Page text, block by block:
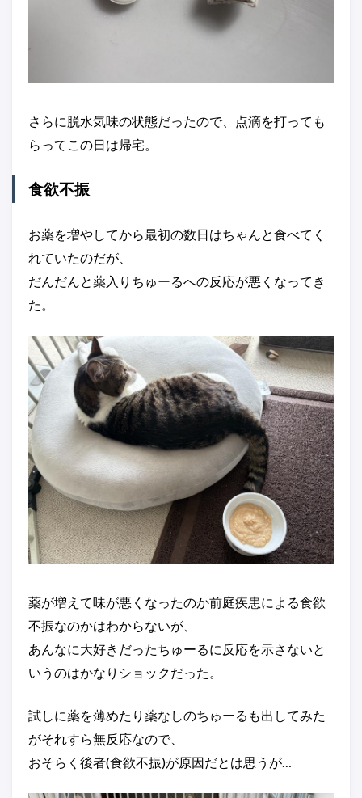
さらに脱水気味の状態だったので、点滴を打っても
らってこの日は帰宅。
食欲不振
お薬を増やしてから最初の数日はちゃんと食べてく
れていたのだが、
だんだんと薬入りちゅーるへの反応が悪くなってき
た。
薬が増えて味が悪くなったのか前庭疾患による食欲
不振なのかはわからないが、
あんなに大好きだったちゅーるに反応を示さないと
いうのはかなりショックだった。
試しに薬を薄めたり薬なしのちゅーるも出してみた
がそれすら無反応なので、
おそらく後者(食欲不振)が原因だとは思うが…